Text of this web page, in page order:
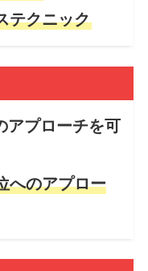
テクニック
アプローチを可
へのアプロー